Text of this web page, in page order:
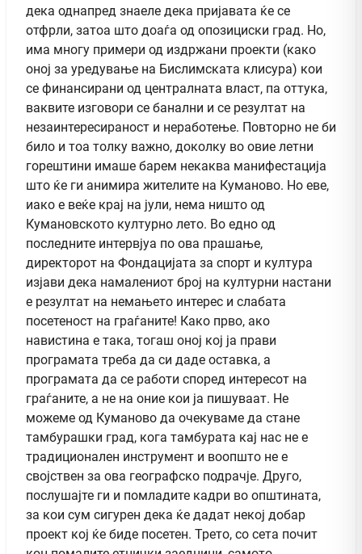
дека однапред знаеле дека пријавата ќе се
отфрли, затоа што доаѓа од опозициски град. Но,
има многу примери од издржани проекти (како
оној за уредување на Бислимската клисура) кои
се финансирани од централната власт, па оттука,
ваквите изговори се банални и се резултат на
незаинтересираност и неработење. Повторно не би
било и тоа толку важно, доколку во овие летни
горештини имаше барем некаква манифестација
што ќе ги анимира жителите на Куманово. Но еве,
иако е веќе крај на јули, нема ништо од
Кумановското културно лето. Во едно од
последните интервјуа по ова прашање,
директорот на Фондацијата за спорт и култура
изјави дека намалениот број на културни настани
е резултат на немањето интерес и слабата
посетеност на граѓаните! Како прво, ако
навистина е така, тогаш оној кој ја прави
програмата треба да си даде оставка, а
програмата да се работи според интересот на
граѓаните, а не на оние кои ја пишуваат. Не
можеме од Куманово да очекуваме да стане
тамбурашки град, кога тамбурата кај нас не е
традиционален инструмент и воопшто не е
својствен за ова географско подрачје. Друго,
послушајте ги и помладите кадри во општината,
за кои сум сигурен дека ќе дадат некој добар
проект кој ќе биде посетен. Трето, со сета почит